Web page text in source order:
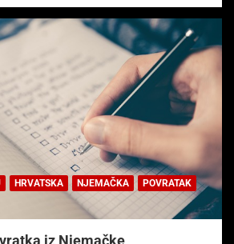
HRVATSKA NJEMAČKA
POVRATAK
iz Njemačke